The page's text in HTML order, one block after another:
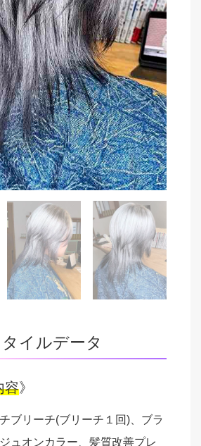
イルデータ
容》
ブリーチ(ブリーチ１回)、ブラ
ュオンカラー、髪質改善プレ